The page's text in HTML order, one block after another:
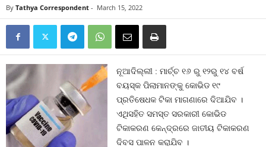
By Tathya Correspondent - March 15, 2022
ନୂଆଦିଲ୍ଲୀ : ମାର୍ଚ୍ଚ ୧୬ ରୁ ୧୨ରୁ ୧୪ ବର୍ଷ
ବୟସ୍କ ପିଲାମାନଙ୍କୁ କୋଭିଡ ୧୯
ପ୍ରତିଷେଧକ ଟିକା ମାଗଣାରେ ଦିଆଯିବ ।
ଏଥିସହିତ ସମସ୍ତ ସରକାରୀ କୋଭିଡ
ଟିକାକରଣ କେନ୍ଦ୍ରରେ ଜାତୀୟ ଟିକାକରଣ
ଦିବସ ପାଳନ କରାଯିବ ।